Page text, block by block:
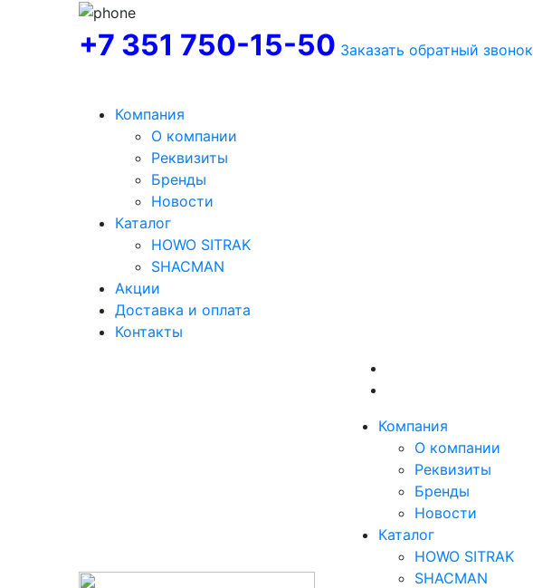
+7 351 750-15-50 Заказать обратный звонок
Компания
О компании
Реквизиты
Бренды
Новости
Каталог
HOWO SITRAK
SHACMAN
Акции
Доставка и оплата
Контакты
Компания
О компании
Реквизиты
Бренды
Новости
Каталог
HOWO SITRAK
SHACMAN